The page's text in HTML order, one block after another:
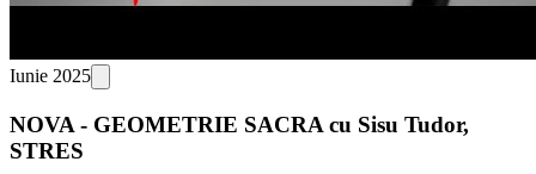
Iunie 2025
NOVA - GEOMETRIE SACRA cu Sisu Tudor,
STRES